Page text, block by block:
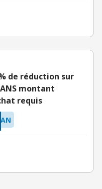
de réduction sur
montant
requis
EAN